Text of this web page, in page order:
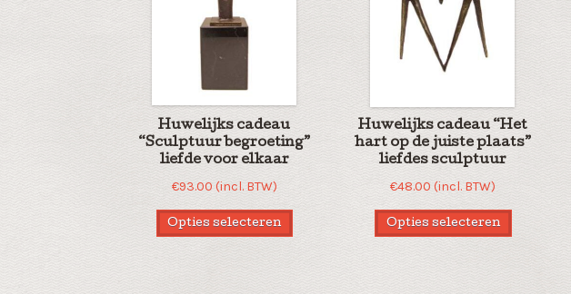
Huwelijks cadeau
“Sculptuur begroeting”
liefde voor elkaar
€93.00 (incl. BTW)
Opties selecteren
Huwelijks cadeau “Het
hart op de juiste plaats”
liefdes sculptuur
€48.00 (incl. BTW)
Opties selecteren